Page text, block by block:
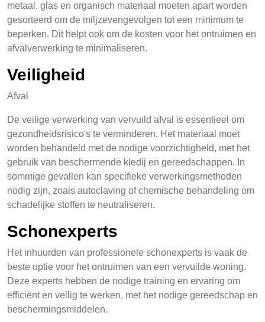
metaal, glas en organisch materiaal moeten apart worden
gesorteerd om de miljzevengevolgen tot een minimum te
beperken. Dit helpt ook om de kosten voor het ontruimen en
afvalverwerking te minimaliseren.
Veiligheid
Afval
De veilige verwerking van vervuild afval is essentieel om
gezondheidsrisico's te verminderen. Het materiaal moet
worden behandeld met de nodige voorzichtigheid, met het
gebruik van beschermende kledij en gereedschappen. In
sommige gevallen kan specifieke verwerkingsmethoden
nodig zijn, zoals autoclaving of chemische behandeling om
schadelijke stoffen te neutraliseren.
Schonexperts
Het inhuurden van professionele schonexperts is vaak de
beste optie voor het ontruimen van een vervuilde woning.
Deze experts hebben de nodige training en ervaring om
efficiënt en veilig te werken, met het nodige gereedschap en
beschermingsmiddelen.